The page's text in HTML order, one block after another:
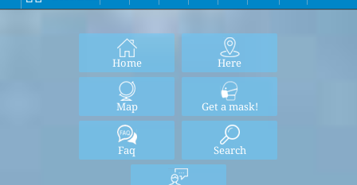
Home Here
Map Get a mask!
Faq Search